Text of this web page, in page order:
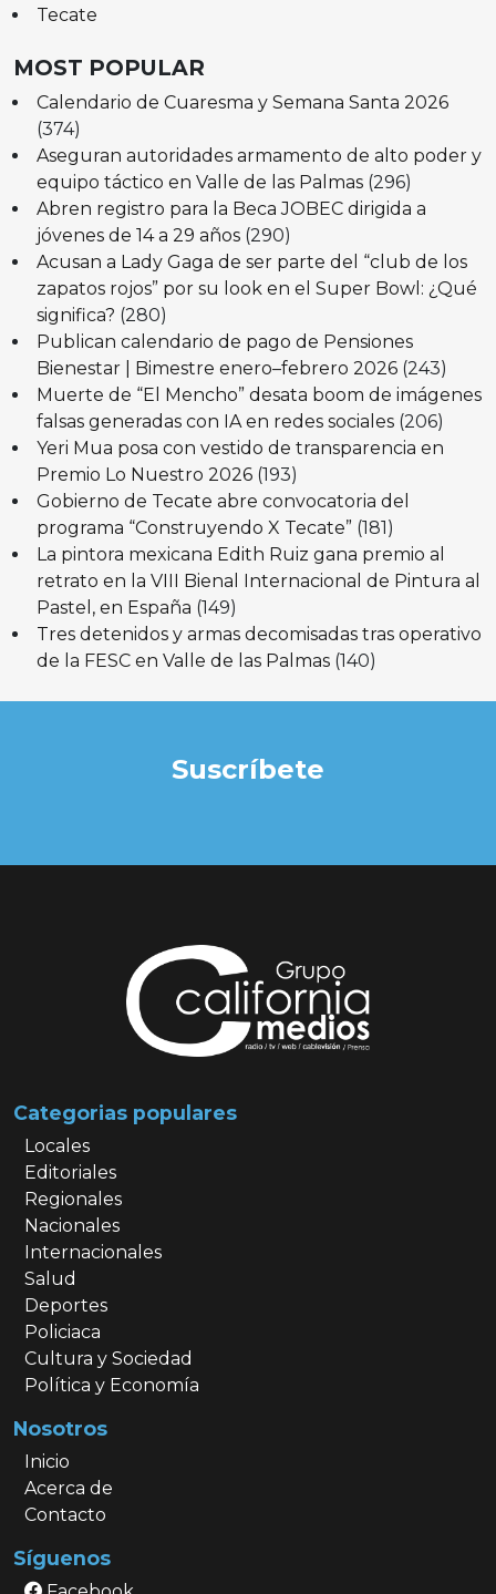
Tecate
MOST POPULAR
Calendario de Cuaresma y Semana Santa 2026
(374)
Aseguran autoridades armamento de alto poder y
equipo táctico en Valle de las Palmas (296)
Abren registro para la Beca JOBEC dirigida a
jóvenes de 14 a 29 años (290)
Acusan a Lady Gaga de ser parte del “club de los
zapatos rojos” por su look en el Super Bowl: ¿Qué
significa? (280)
Publican calendario de pago de Pensiones
Bienestar | Bimestre enero–febrero 2026 (243)
Muerte de “El Mencho” desata boom de imágenes
falsas generadas con IA en redes sociales (206)
Yeri Mua posa con vestido de transparencia en
Premio Lo Nuestro 2026 (193)
Gobierno de Tecate abre convocatoria del
programa “Construyendo X Tecate” (181)
La pintora mexicana Edith Ruiz gana premio al
retrato en la VIII Bienal Internacional de Pintura al
Pastel, en España (149)
Tres detenidos y armas decomisadas tras operativo
de la FESC en Valle de las Palmas (140)
Suscríbete
Categorias populares
Locales
Editoriales
Regionales
Nacionales
Internacionales
Salud
Deportes
Policiaca
Cultura y Sociedad
Política y Economía
Nosotros
Inicio
Acerca de
Contacto
Síguenos